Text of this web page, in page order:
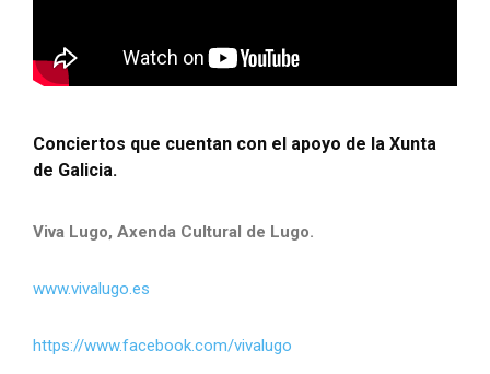
Conciertos que cuentan con el apoyo de la Xunta
de Galicia.
Viva Lugo, Axenda Cultural de Lugo.
www.vivalugo.es
https://www.facebook.com/vivalugo